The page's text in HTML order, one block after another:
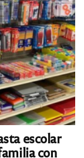
escolar
con